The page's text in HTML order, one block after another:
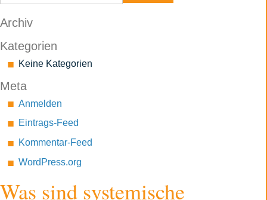
Archiv
Kategorien
Keine Kategorien
Meta
Anmelden
Eintrags-Feed
Kommentar-Feed
WordPress.org
Was sind systemische